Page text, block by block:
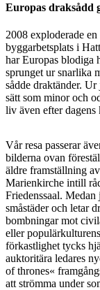
Europas draksådd
2008 exploderade
byggarbetsplats i
har Europas blodiga
sprunget ur snarlika
sådde draktänder. Ur
sätt som minor och
liv även efter dagens
Vår resa passerar
bilderna ovan
äldre framställning
Marienkirche intill
Friedenssaal. Medan
småstäder och letar
bombningar mot
eller
förkastlighet tycks
auktoritära ledares
of thrones«
att strömma under